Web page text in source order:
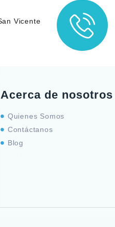
Vicente
Acerca de nosotros
Quienes Somos
Contáctanos
Blog